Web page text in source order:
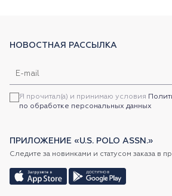
НОВОСТНАЯ РАССЫЛКА
Я прочитал(а) и принимаю условия
по обработке персональных данных
ПРИЛОЖЕНИЕ «U.S. POLO ASSN.»
Следите за новинками и статусом заказа в